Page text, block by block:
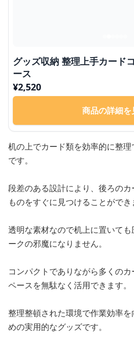
グッズ収納 整理上手カード
ース
¥2,520
商品の詳細を
机の上でカード類を効率的に整
です。
段差のある設計により、後ろの
ものをすぐに見つけることができ
透明な素材なので机上に置いて
ークの邪魔になりません。
コンパクトでありながら多くの
ペースを無駄なく活用できます。
整理整頓された環境で作業効率
めの実用的なグッズです。